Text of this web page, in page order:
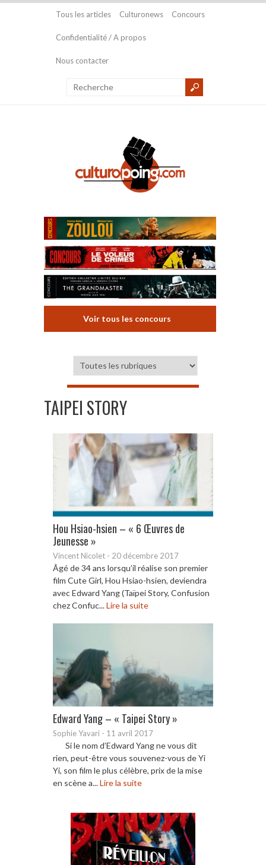
Tous les articles Culturonews Concours
Confidentialité / A propos
Nous contacter
Voir tous les concours
TAIPEI STORY
Hou Hsiao-hsien – « 6 Œuvres de
Jeunesse »
Vincent Nicolet - 20 décembre 2017
Âgé de 34 ans lorsqu’il réalise son premier
film Cute Girl, Hou Hsiao-hsien, deviendra
avec Edward Yang (Taïpei Story, Confusion
chez Confuc...Lire la suite
Edward Yang – « Taipei Story »
Sophie Yavari - 11 avril 2017
Si le nom d’Edward Yang ne vous dit
rien, peut-être vous souvenez-vous de Yi
Yi, son film le plus célèbre, prix de la mise
en scène a...Lire la suite